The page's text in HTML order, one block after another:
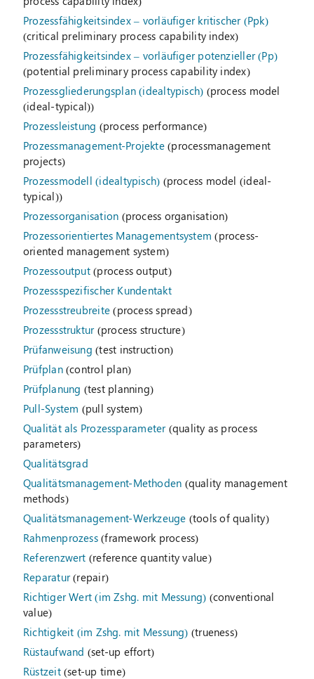
Prozessfähigkeitsindex – vorläufiger kritischer (Ppk)
(critical preliminary process capability index)
Prozessfähigkeitsindex – vorläufiger potenzieller (Pp)
(potential preliminary process capability index)
Prozessgliederungsplan (idealtypisch) (process model
(ideal-typical))
Prozessleistung (process performance)
Prozessmanagement-Projekte(processmanagement
projects)
Prozessmodell (idealtypisch) (process model (ideal-
typical))
Prozessorganisation (process organisation)
Prozessorientiertes Managementsystem (process-
oriented management system)
Prozessoutput(process output)
Prozessspezifischer Kundentakt
Prozessstreubreite (process spread)
Prozessstruktur(process structure)
Prüfanweisung (test instruction)
Prüfplan(control plan)
Prüfplanung (test planning)
Pull-System (pull system)
Qualität als Prozessparameter(quality as process
parameters)
Qualitätsgrad
Qualitätsmanagement-Methoden (quality management
methods)
Qualitätsmanagement-Werkzeuge (tools of quality)
Rahmenprozess(framework process)
Referenzwert (reference quantity value)
Reparatur(repair)
Richtiger Wert (im Zshg. mit Messung) (conventional
value)
Richtigkeit (im Zshg. mit Messung) (trueness)
Rüstaufwand (set-up effort)
Rüstzeit(set-up time)